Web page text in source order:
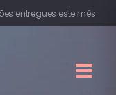
entregues este mês